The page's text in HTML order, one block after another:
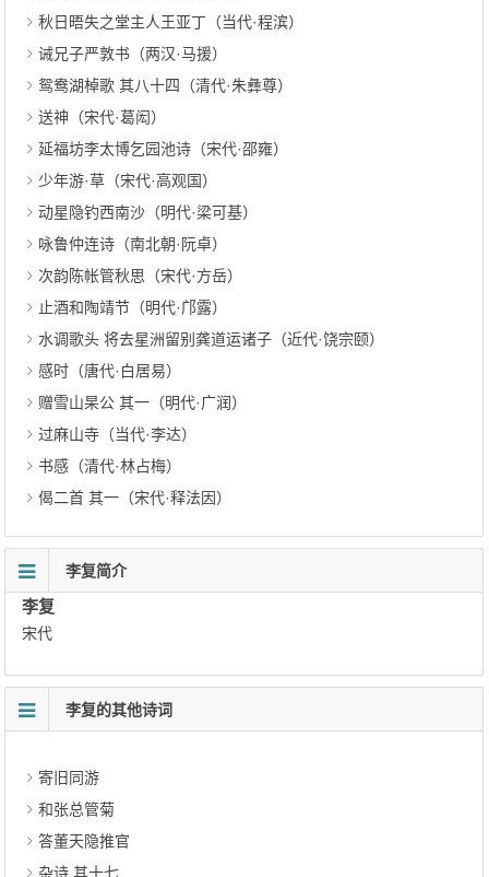
秋日晤失之堂主人王亚丁（当代·程滨）
诫兄子严敦书（两汉·马援）
鸳鸯湖棹歌 其八十四（清代·朱彝尊）
送神（宋代·葛闳）
延福坊李太博乞园池诗（宋代·邵雍）
少年游·草（宋代·高观国）
动星隐钓西南沙（明代·梁可基）
咏鲁仲连诗（南北朝·阮卓）
次韵陈帐管秋思（宋代·方岳）
止酒和陶靖节（明代·邝露）
水调歌头 将去星洲留别龚道运诸子（近代·饶宗颐）
感时（唐代·白居易）
赠雪山杲公 其一（明代·广润）
过麻山寺（当代·李达）
书感（清代·林占梅）
偈二首 其一（宋代·释法因）
李复简介
李复
宋代
李复的其他诗词
寄旧同游
和张总管菊
答董天隐推官
杂诗 其十七